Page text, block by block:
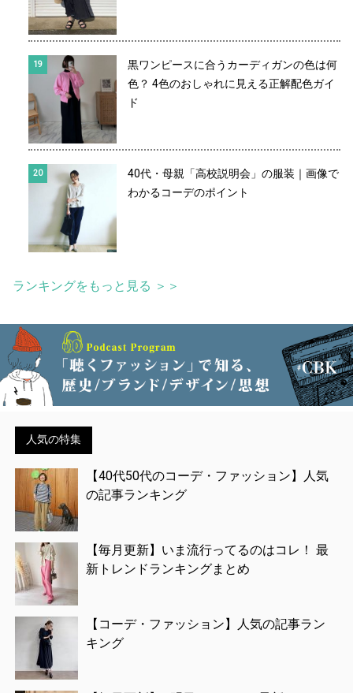
黒ワンピースに合うカーディガンの色は何
色？ 4色のおしゃれに見える正解配色ガイ
ド
40代・母親「高校説明会」の服装｜画像で
わかるコーデのポイント
ランキングをもっと見る ＞＞
人気の特集
【40代50代のコーデ・ファッション】人気
の記事ランキング
【毎月更新】いま流行ってるのはコレ！ 最
新トレンドランキングまとめ
【コーデ・ファッション】人気の記事ラン
キング